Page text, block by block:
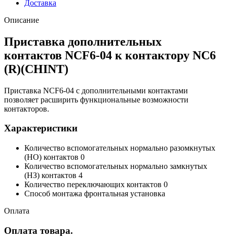
Доставка
Описание
Приставка дополнительных
контактов NCF6-04 к контактору NC6
(R)(CHINT)
Приставка NCF6-04 с дополнительными контактами
позволяет расширить функциональные возможности
контакторов.
Характеристики
Количество вспомогательных нормально разомкнутых
(НО) контактов 0
Количество вспомогательных нормально замкнутых
(НЗ) контактов 4
Количество переключающих контактов 0
Способ монтажа фронтальная установка
Оплата
Оплата товара.